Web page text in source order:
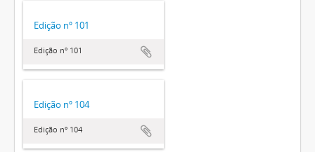
Edição nº 101
Edição nº 101
Edição nº 104
Edição nº 104